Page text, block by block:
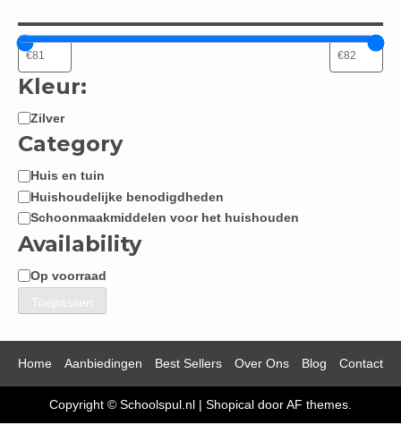
Kleur:
Kleur:
Zilver
Category
Categorie
Huis en tuin
Huishoudelijke benodigdheden
Schoonmaakmiddelen voor het huishouden
Availability
Beschikbaarheid
Op voorraad
Toepassen
Home Aanbiedingen Best Sellers Over Ons Blog Contact
Copyright © Schoolspul.nl | Shopical door AF themes.